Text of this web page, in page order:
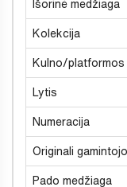
Išorinė medžiaga
Kolekcija
Kulno/platformos
Lytis
Numeracija
Originali
Pado medžiaga